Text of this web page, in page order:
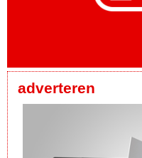
adverteren